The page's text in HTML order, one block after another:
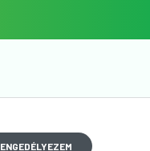
ENGEDÉLYEZEM